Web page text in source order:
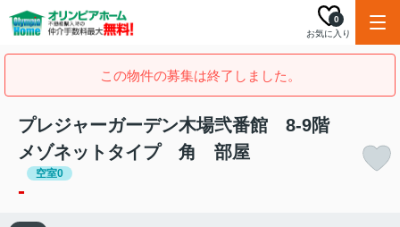
お気に入り
0
この物件の募集は終了しました。
プレジャーガーデン木場弐番館 8‐9階
メゾネットタイプ 角 部屋
空室0
-